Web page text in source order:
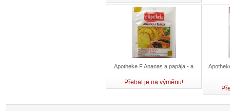
Apotheke F Ananas a papája - a
Přebal je na výměnu!